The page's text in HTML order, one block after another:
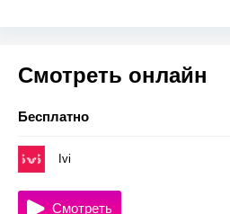
Смотреть онлайн
Бесплатно
Ivi
Смотреть